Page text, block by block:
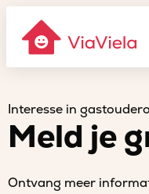
Interesse in
Meld je
Ontvang meer